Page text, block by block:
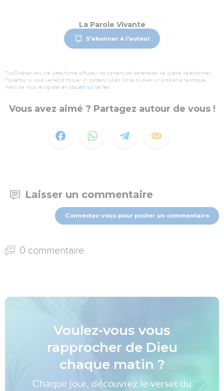
La Parole Vivante
S'abonner à l'auteur
TopChrétien est une plate-forme diffuseur de contenu de partenaires de qualité sélectionnés.
Toutefois, si vous veniez à trouver un contenu vidéo illicite ou avec un problème technique,
merci de nous le signaler en cliquant sur ce lien.
Vous avez aimé ? Partagez autour de vous !
Laisser un commentaire
Connectez-vous pour poster un commentaire
0 commentaire
Voulez-vous vous
rapprocher de Dieu
chaque matin ?
Chaque jour, découvrez le verset du